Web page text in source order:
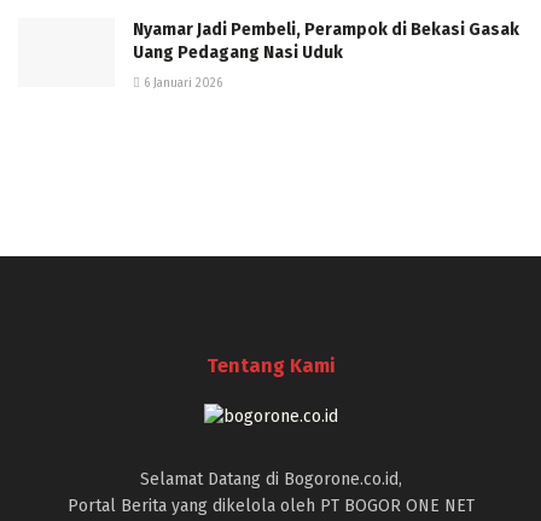
Nyamar Jadi Pembeli, Perampok di Bekasi Gasak
Uang Pedagang Nasi Uduk
6 Januari 2026
Tentang Kami
Selamat Datang di Bogorone.co.id,
Portal Berita yang dikelola oleh PT BOGOR ONE NET